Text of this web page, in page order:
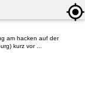
am hacken auf der
kurz vor ...